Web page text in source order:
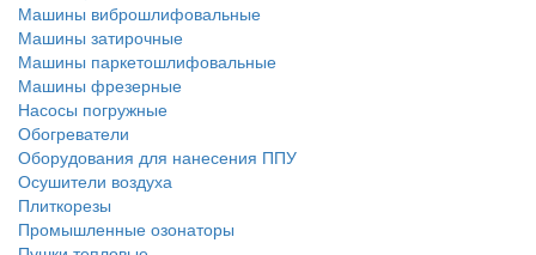
Машины виброшлифовальные
Машины затирочные
Машины паркетошлифовальные
Машины фрезерные
Насосы погружные
Обогреватели
Оборудования для нанесения ППУ
Осушители воздуха
Плиткорезы
Промышленные озонаторы